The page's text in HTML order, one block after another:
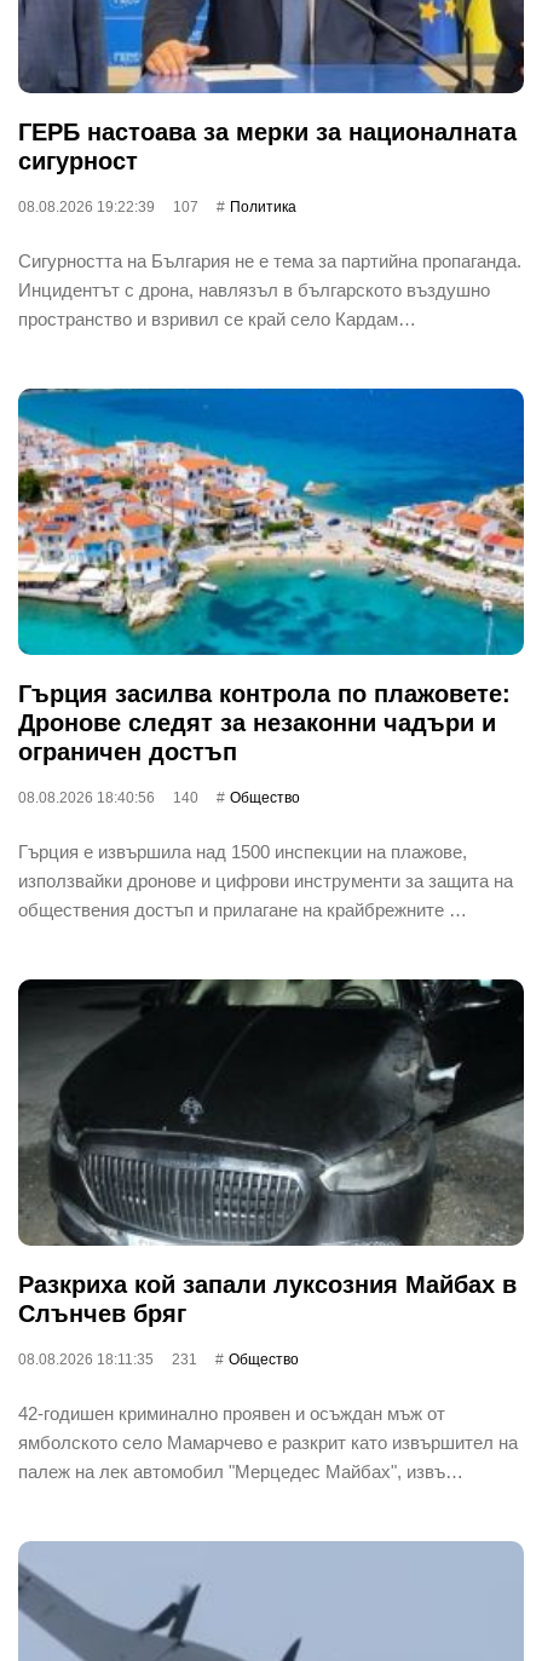
ГЕРБ настоава за мерки за националната
сигурност
08.08.2026 19:22:39 107 Политика
Сигурността на България не е тема за партийна пропаганда.
Инцидентът с дрона, навлязъл в българското въздушно
пространство и взривил се край село Кардам…
Гърция засилва контрола по плажовете:
Дронове следят за незаконни чадъри и
ограничен достъп
08.08.2026 18:40:56 140 Общество
Гърция е извършила над 1500 инспекции на плажове,
използвайки дронове и цифрови инструменти за защита на
обществения достъп и прилагане на крайбрежните …
Разкриха кой запали луксозния Майбах в
Слънчев бряг
08.08.2026 18:11:35 231 Общество
42-годишен криминално проявен и осъждан мъж от
ямболското село Мамарчево е разкрит като извършител на
палеж на лек автомобил "Мерцедес Майбах", извъ…